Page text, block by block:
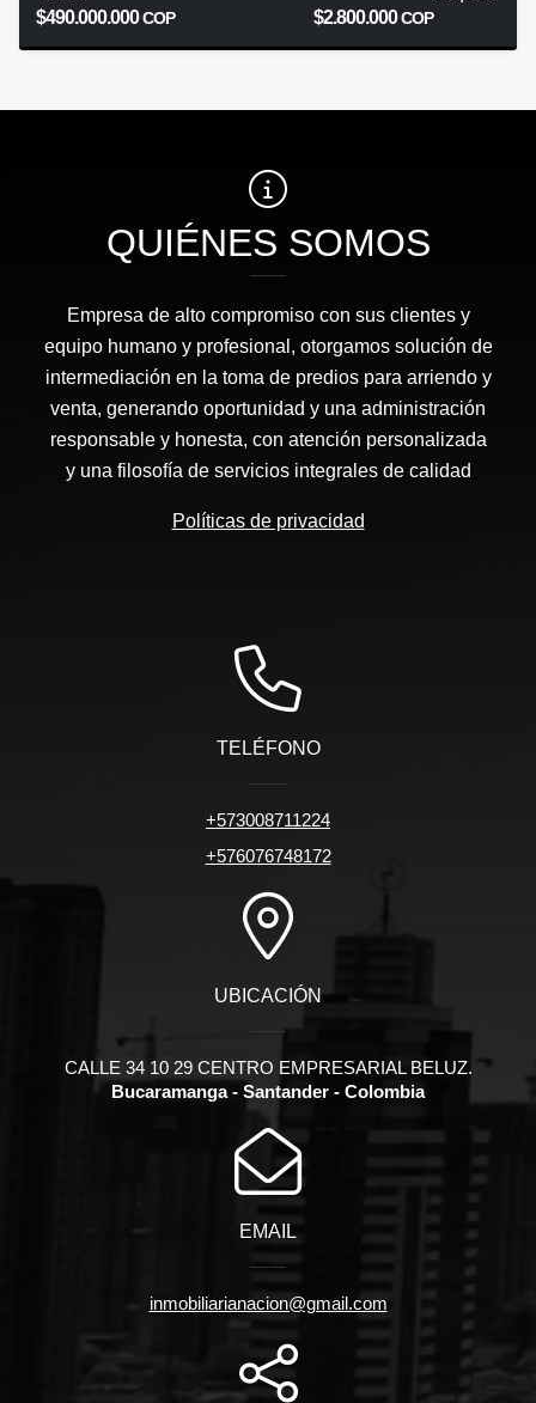
$490.000.000COP $2.800.000COP
QUIÉNES SOMOS
Empresa de alto compromiso con sus clientes y
equipo humano y profesional, otorgamos solución de
intermediación en la toma de predios para arriendo y
venta, generando oportunidad y una administración
responsable y honesta, con atención personalizada
y una filosofía de servicios integrales de calidad
Políticas de privacidad
TELÉFONO
+573008711224
+576076748172
UBICACIÓN
CALLE 34 10 29 CENTRO EMPRESARIAL BELUZ.
Bucaramanga - Santander - Colombia
EMAIL
inmobiliarianacion@gmail.com